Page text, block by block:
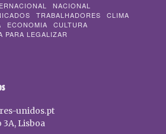
NACIONAL
TRABALHADORES
CLIMA
ECONOMIA
CULTURA
PARA LEGALIZAR
unidos.pt
3A, Lisboa